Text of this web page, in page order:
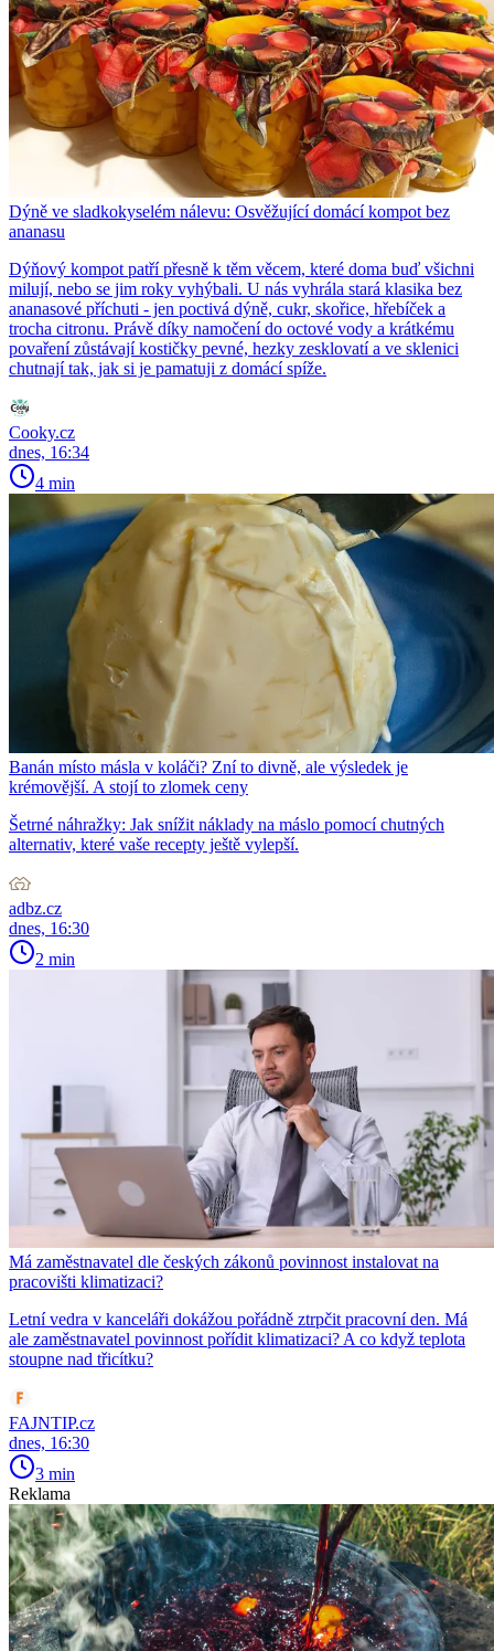
Dýně ve sladkokyselém nálevu: Osvěžující domácí kompot bez
ananasu
Dýňový kompot patří přesně k těm věcem, které doma buď všichni
milují, nebo se jim roky vyhýbali. U nás vyhrála stará klasika bez
ananasové příchuti - jen poctivá dýně, cukr, skořice, hřebíček a
trocha citronu. Právě díky namočení do octové vody a krátkému
povaření zůstávají kostičky pevné, hezky zesklovatí a ve sklenici
chutnají tak, jak si je pamatuji z domácí spíže.
Cooky.cz
dnes, 16:34
4 min
Banán místo másla v koláči? Zní to divně, ale výsledek je
krémovější. A stojí to zlomek ceny
Šetrné náhražky: Jak snížit náklady na máslo pomocí chutných
alternativ, které vaše recepty ještě vylepší.
adbz.cz
dnes, 16:30
2 min
Má zaměstnavatel dle českých zákonů povinnost instalovat na
pracovišti klimatizaci?
Letní vedra v kanceláři dokážou pořádně ztrpčit pracovní den. Má
ale zaměstnavatel povinnost pořídit klimatizaci? A co když teplota
stoupne nad třicítku?
FAJNTIP.cz
dnes, 16:30
3 min
Reklama